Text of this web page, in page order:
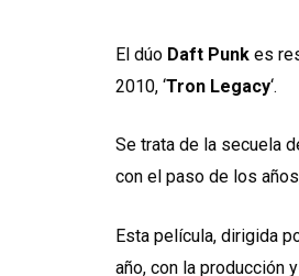
El dúo Daft Punk es
2010, ‘Tron Legacy‘.
Se trata de la secuela
con el paso de los
Esta película, dirigida
año, con la producción